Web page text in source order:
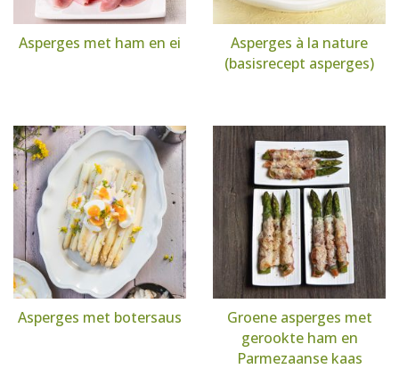
Asperges met ham en ei
Asperges à la nature
(basisrecept asperges)
Asperges met botersaus
Groene asperges met
gerookte ham en
Parmezaanse kaas